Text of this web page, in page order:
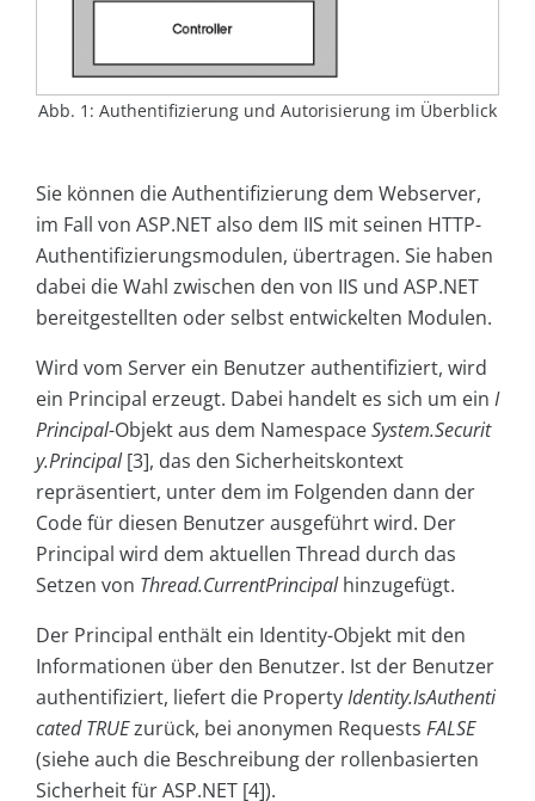
Abb. 1: Authentifizierung und Autorisierung im Überblick
Sie können die Authentifizierung dem Webserver,
im Fall von ASP.NET also dem IIS mit seinen HTTP-
Authentifizierungsmodulen, übertragen. Sie haben
dabei die Wahl zwischen den von IIS und ASP.NET
bereitgestellten oder selbst entwickelten Modulen.
Wird vom Server ein Benutzer authentifiziert, wird
ein Principal erzeugt. Dabei handelt es sich um ein I
Principal-Objekt aus dem NamespaceSystem.Securit
y.Principal[3], das den Sicherheitskontext
repräsentiert, unter dem im Folgenden dann der
Code für diesen Benutzer ausgeführt wird. Der
Principal wird dem aktuellen Thread durch das
Setzen von Thread.CurrentPrincipalhinzugefügt.
Der Principal enthält ein Identity-Objekt mit den
Informationen über den Benutzer. Ist der Benutzer
authentifiziert, liefert die PropertyIdentity.IsAuthenti
cated TRUEzurück, bei anonymen Requests ­ FALSE
(siehe auch die Beschreibung der rollenbasierten
Sicherheit für ASP.NET [4]).